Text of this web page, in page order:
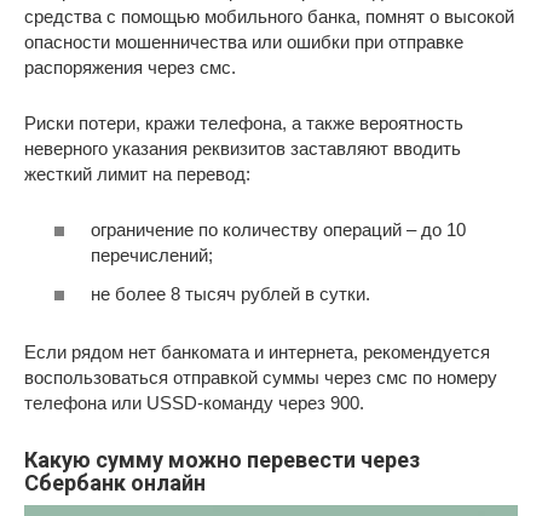
средства с помощью мобильного банка, помнят о высокой
опасности мошенничества или ошибки при отправке
распоряжения через смс.
Риски потери, кражи телефона, а также вероятность
неверного указания реквизитов заставляют вводить
жесткий лимит на перевод:
ограничение по количеству операций – до 10
перечислений;
не более 8 тысяч рублей в сутки.
Если рядом нет банкомата и интернета, рекомендуется
воспользоваться отправкой суммы через смс по номеру
телефона или USSD-команду через 900.
Какую сумму можно перевести через
Сбербанк онлайн